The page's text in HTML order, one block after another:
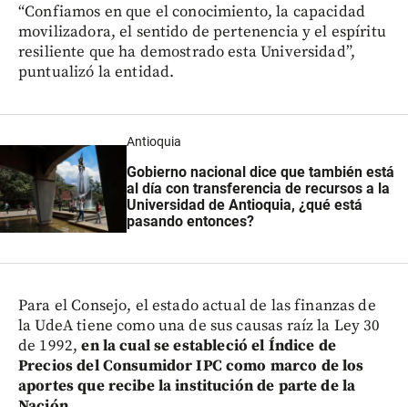
“Confiamos en que el conocimiento, la capacidad
movilizadora, el sentido de pertenencia y el espíritu
resiliente que ha demostrado esta Universidad”,
puntualizó la entidad.
Antioquia
Gobierno nacional dice que también está
al día con transferencia de recursos a la
Universidad de Antioquia, ¿qué está
pasando entonces?
Para el Consejo, el estado actual de las finanzas de
la UdeA tiene como una de sus causas raíz la Ley 30
de 1992, en la cual se estableció el Índice de
Precios del Consumidor IPC como marco de los
aportes que recibe la institución de parte de la